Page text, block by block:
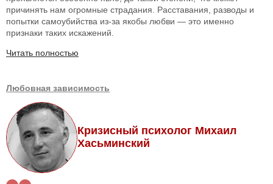
причинять нам огромные страдания. Расставания, разводы и
попытки самоубийства из-за якобы любви — это именно
признаки таких искажений.
Читать полностью
Любовная зависимость
Кризисный психолог Михаил
Хасьминский